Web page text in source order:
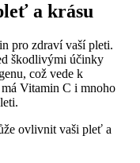
a krásu
pro zdraví vaší pleti.
škodlivými účinky
což vede k
Vitamin C i mnoho
ovlivnit vaši pleť a